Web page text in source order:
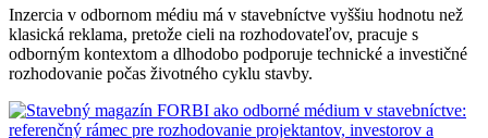
Inzercia v odbornom médiu má v stavebníctve vyššiu hodnotu než
klasická reklama, pretože cieli na rozhodovateľov, pracuje s
odborným kontextom a dlhodobo podporuje technické a investičné
rozhodovanie počas životného cyklu stavby.